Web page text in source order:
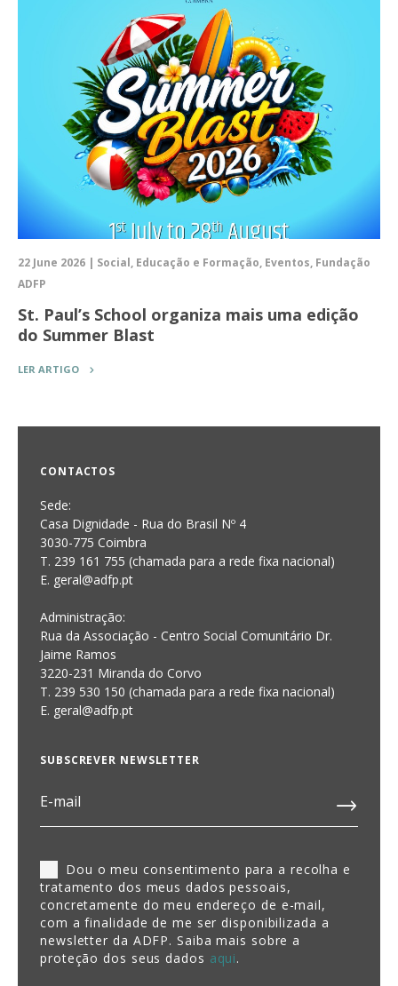
22 June 2026 | Social, Educação e Formação, Eventos, Fundação
ADFP
St. Paul’s School organiza mais uma edição
do Summer Blast
LER ARTIGO
CONTACTOS
Sede:
Casa Dignidade - Rua do Brasil Nº 4
3030-775 Coimbra
T. 239 161 755 (chamada para a rede fixa nacional)
E. geral@adfp.pt
Administração:
Rua da Associação - Centro Social Comunitário Dr.
Jaime Ramos
3220-231 Miranda do Corvo
T. 239 530 150 (chamada para a rede fixa nacional)
E. geral@adfp.pt
SUBSCREVER NEWSLETTER
Dou o meu consentimento para a recolha e
tratamento dos meus dados pessoais,
concretamente do meu endereço de e-mail,
com a finalidade de me ser disponibilizada a
newsletter da ADFP. Saiba mais sobre a
proteção dos seus dados aqui.